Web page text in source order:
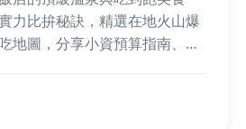
力比拚秘訣，精選在地火山爆
地圖，分享小資預算指南、周